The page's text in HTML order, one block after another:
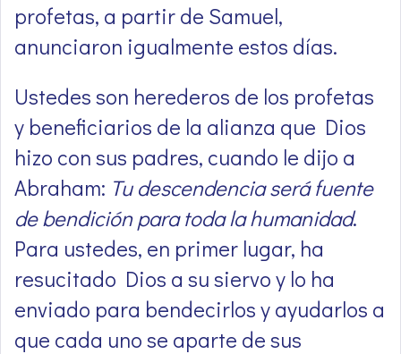
profetas, a partir de Samuel,
anunciaron igualmente estos días.
Ustedes son herederos de los profetas
y beneficiarios de la alianza que Dios
hizo con sus padres, cuando le dijo a
Abraham: Tu descendencia será fuente
de bendición para toda la humanidad.
Para ustedes, en primer lugar, ha
resucitado Dios a su siervo y lo ha
enviado para bendecirlos y ayudarlos a
que cada uno se aparte de sus